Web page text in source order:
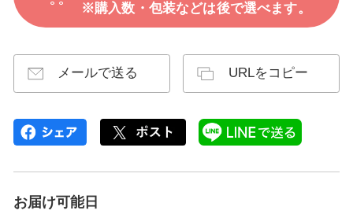
※購入数・包装などは後で選べます。
メールで送る URLをコピー
お届け可能日